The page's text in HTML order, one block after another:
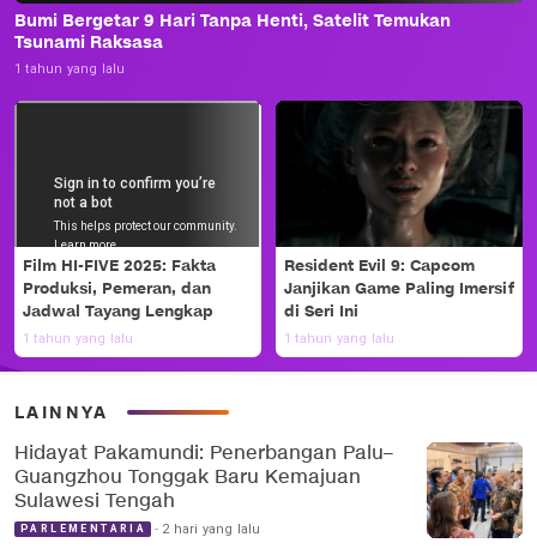
Bumi Bergetar 9 Hari Tanpa Henti, Satelit Temukan
Tsunami Raksasa
1 tahun yang lalu
Film HI-FIVE 2025: Fakta
Produksi, Pemeran, dan
Jadwal Tayang Lengkap
1 tahun yang lalu
Resident Evil 9: Capcom
Janjikan Game Paling Imersif
di Seri Ini
1 tahun yang lalu
LAINNYA
Hidayat Pakamundi: Penerbangan Palu–
Guangzhou Tonggak Baru Kemajuan
Sulawesi Tengah
PARLEMENTARIA 2 hari yang lalu